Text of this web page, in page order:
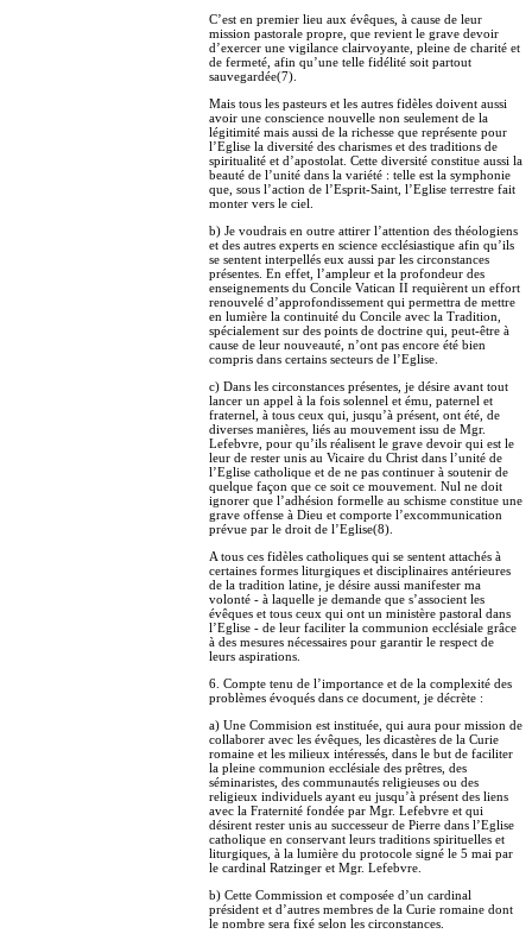
C’est en premier lieu aux évêques, à cause de leur
mission pastorale propre, que revient le grave devoir
d’exercer une vigilance clairvoyante, pleine de charité et
de fermeté, afin qu’une telle fidélité soit partout
sauvegardée(7).
Mais tous les pasteurs et les autres fidèles doivent aussi
avoir une conscience nouvelle non seulement de la
légitimité mais aussi de la richesse que représente pour
l’Eglise la diversité des charismes et des traditions de
spiritualité et d’apostolat. Cette diversité constitue aussi la
beauté de l’unité dans la variété : telle est la symphonie
que, sous l’action de l’Esprit-Saint, l’Eglise terrestre fait
monter vers le ciel.
b) Je voudrais en outre attirer l’attention des théologiens
et des autres experts en science ecclésiastique afin qu’ils
se sentent interpellés eux aussi par les circonstances
présentes. En effet, l’ampleur et la profondeur des
enseignements du Concile Vatican II requièrent un effort
renouvelé d’approfondissement qui permettra de mettre
en lumière la continuité du Concile avec la Tradition,
spécialement sur des points de doctrine qui, peut-être à
cause de leur nouveauté, n’ont pas encore été bien
compris dans certains secteurs de l’Eglise.
c) Dans les circonstances présentes, je désire avant tout
lancer un appel à la fois solennel et ému, paternel et
fraternel, à tous ceux qui, jusqu’à présent, ont été, de
diverses manières, liés au mouvement issu de Mgr.
Lefebvre, pour qu’ils réalisent le grave devoir qui est le
leur de rester unis au Vicaire du Christ dans l’unité de
l’Eglise catholique et de ne pas continuer à soutenir de
quelque façon que ce soit ce mouvement. Nul ne doit
ignorer que l’adhésion formelle au schisme constitue une
grave offense à Dieu et comporte l’excommunication
prévue par le droit de l’Eglise(8).
A tous ces fidèles catholiques qui se sentent attachés à
certaines formes liturgiques et disciplinaires antérieures
de la tradition latine, je désire aussi manifester ma
volonté - à laquelle je demande que s’associent les
évêques et tous ceux qui ont un ministère pastoral dans
l’Eglise - de leur faciliter la communion ecclésiale grâce
à des mesures nécessaires pour garantir le respect de
leurs aspirations.
6. Compte tenu de l’importance et de la complexité des
problèmes évoqués dans ce document, je décrète :
a) Une Commision est instituée, qui aura pour mission de
collaborer avec les évêques, les dicastères de la Curie
romaine et les milieux intéressés, dans le but de faciliter
la pleine communion ecclésiale des prêtres, des
séminaristes, des communautés religieuses ou des
religieux individuels ayant eu jusqu’à présent des liens
avec la Fraternité fondée par Mgr. Lefebvre et qui
désirent rester unis au successeur de Pierre dans l’Eglise
catholique en conservant leurs traditions spirituelles et
liturgiques, à la lumière du protocole signé le 5 mai par
le cardinal Ratzinger et Mgr. Lefebvre.
b) Cette Commission et composée d’un cardinal
président et d’autres membres de la Curie romaine dont
le nombre sera fixé selon les circonstances.